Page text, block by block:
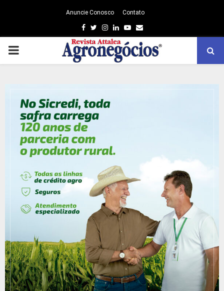
Anuncie Conosco Contato
Facebook
TwitterInstagram
LinkedinYoutube
Email
PRIMARY